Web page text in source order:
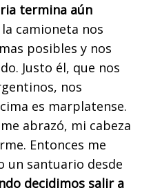
termina aún
camioneta nos
posibles y nos
Justo él, que nos
nos
es marplatense.
abrazó, mi cabeza
Entonces me
un santuario desde
decidimos salir a